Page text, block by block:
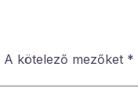
A kötelező mezőket *